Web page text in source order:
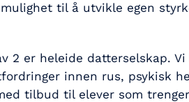
til å utvikle egen
2 er heleide datterselskap.
innen rus, psykisk
tilbud til elever som